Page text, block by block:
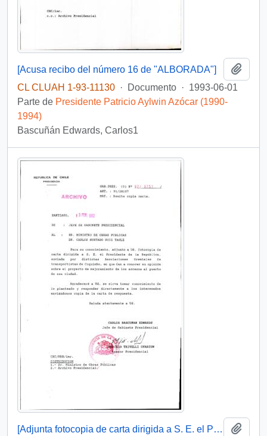
[Acusa recibo del número 16 de "ALBORADA"]
CL CLUAH 1-93-11130 · Documento · 1993-06-01
Parte de Presidente Patricio Aylwin Azócar (1990-
1994)
Bascuñán Edwards, Carlos1
[Adjunta fotocopia de carta dirigida a S. E. el Presidente de la República, enviada por distintas Asociaciones Gremiales de transportistas de Coquimbo]